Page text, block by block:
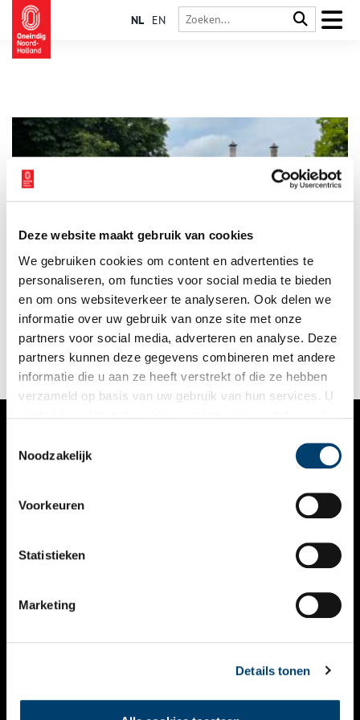
Deze website maakt gebruik van cookies
We gebruiken cookies om content en advertenties te
personaliseren, om functies voor social media te bieden
en om ons websiteverkeer te analyseren. Ook delen we
informatie over uw gebruik van onze site met onze
partners voor social media, adverteren en analyse. Deze
partners kunnen deze gegevens combineren met andere
informatie die u aan ze heeft verstrekt of die ze hebben
verzameld op basis van uw gebruik van hun services. U
Noodzakelijk
Voorkeuren
Statistieken
Marketing
Details tonen
NL EN
molens
De kaas die er vandaan komt is wereldberoemd. En dat is nog
maar één aspect van het Beemster boerenleven dat wordt
belicht in Agrarisch Museum Westerhem in Middenbeemster.
VERHALEN
KALENDER
THEMA’S
VIDEO’S
CONTACT